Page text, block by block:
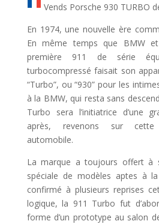
Vends Porsche 930 TURBO
En 1974, une nouvelle ère
En même temps que BMW
première 911 de série
turbocompressé faisait son
“Turbo”, ou “930” pour les
à la BMW, qui resta sans
Turbo sera l’initiatrice d’une
après, revenons sur cette
automobile.
La marque a toujours offert à
spéciale de modèles aptes à
confirmé à plusieurs reprises
logique, la 911 Turbo fut
forme d’un prototype au salon